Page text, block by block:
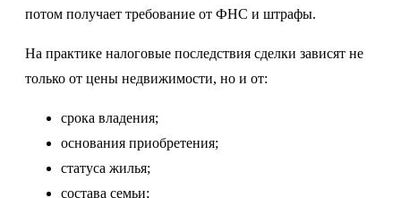
потом получает требование от ФНС и штрафы.
На практике налоговые последствия сделки зависят не
только от цены недвижимости, но и от:
срока владения;
основания приобретения;
статуса жилья;
состава семьи;